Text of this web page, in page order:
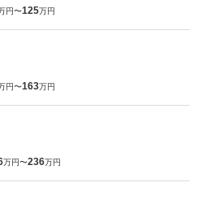
円〜125万円
円〜163万円
万円〜236万円